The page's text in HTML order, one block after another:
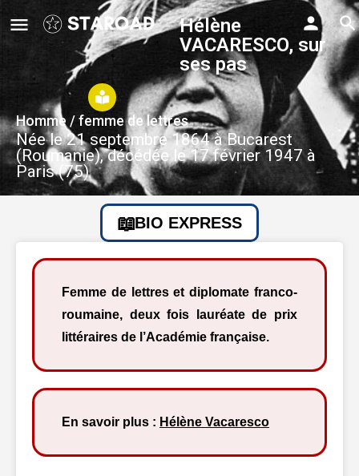
Hélène
VACARESCO, sur
ses pas
Homme / femme de lettres
Née le 21 septembre 1864 à Bucarest
(Roumanie), décédée le 17 février 1947 à
Paris (75)
BIO EXPRESS
Femme de lettres et diplomate franco-
roumaine, deux fois lauréate de prix
littéraires de l’Académie française.
En savoir plus : Hélène Vacaresco